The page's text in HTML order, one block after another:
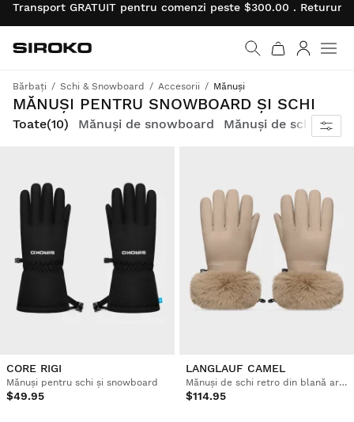
Transport GRATUIT pentru comenzi peste $300.00 .
Mergi la pagina
Siroko.com
Bărbați Schi & Snowboard Accesorii Mănuși
MĂNUȘI PENTRU SNOWBOARD ȘI SCHI
Protecție totală împotriva zăpezii, confort îmbunătățit și modele exclusive care completează colecția de iarnă Siroko.
Toate(10) Mănuși de snowboard Mănuși de schi
CORE RIGI
Mănuși pentru schi și snowboard
$49.95
LANGLAUF CAMEL
Mănuși de schi retro din blană artificială
$114.95